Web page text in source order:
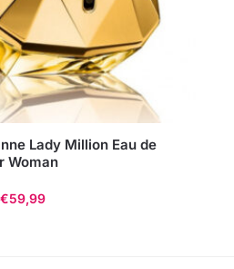
Lady Million Eau de
Woman
€59,99